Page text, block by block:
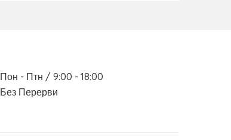
Пон - Птн / 9:00 - 18:00
Без Перерви